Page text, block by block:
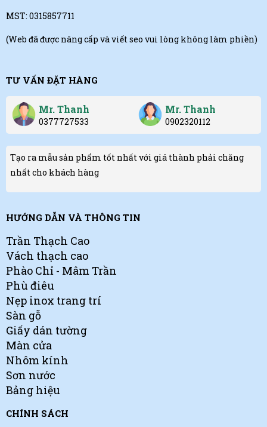
MST: 0315857711
(Web đã được nâng cấp và viết seo vui lòng không làm phiền)
TƯ VẤN ĐẶT HÀNG
Mr. Thanh
0377727533
Mr. Thanh
0902320112
Tạo ra mẫu sản phẩm tốt nhất với giá thành phải chăng
nhất cho khách hàng
HƯỚNG DẪN VÀ THÔNG TIN
Trần Thạch Cao
Vách thạch cao
Phào Chỉ - Mâm Trần
Phù điêu
Nẹp inox trang trí
Sàn gỗ
Giấy dán tường
Màn cửa
Nhôm kính
Sơn nước
Bảng hiệu
CHÍNH SÁCH